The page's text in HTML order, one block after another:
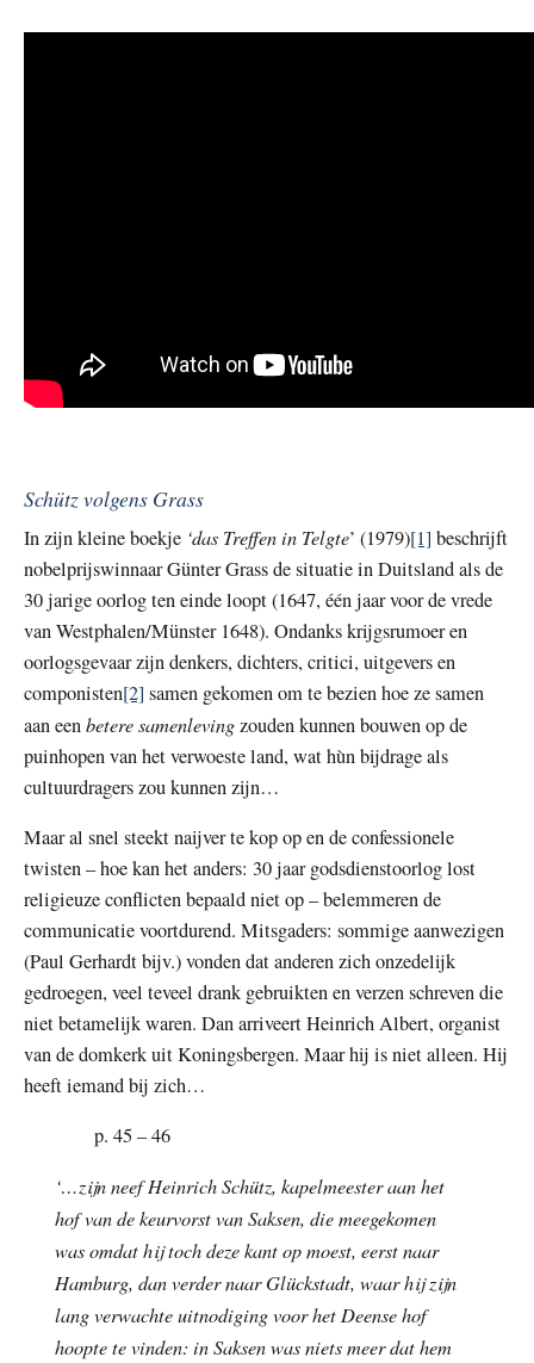
Schütz volgens Grass
In zijn kleine boekje ‘das Treffen in Telgte’ (1979)[1] beschrijft
nobelprijswinnaar Günter Grass de situatie in Duitsland als de
30 jarige oorlog ten einde loopt (1647, één jaar voor de vrede
van Westphalen/Münster 1648). Ondanks krijgsrumoer en
oorlogsgevaar zijn denkers, dichters, critici, uitgevers en
componisten[2] samen gekomen om te bezien hoe ze samen
aan eenbetere samenlevingzouden kunnen bouwen op de
puinhopen van het verwoeste land, wat hùn bijdrage als
cultuurdragers zou kunnen zijn…
Maar al snel steekt naijver te kop op en de confessionele
twisten – hoe kan het anders: 30 jaar godsdienstoorlog lost
religieuze conflicten bepaald niet op – belemmeren de
communicatie voortdurend. Mitsgaders: sommige aanwezigen
(Paul Gerhardt bijv.) vonden dat anderen zich onzedelijk
gedroegen, veel teveel drank gebruikten en verzen schreven die
niet betamelijk waren. Dan arriveert Heinrich Albert, organist
van de domkerk uit Koningsbergen. Maar hij is niet alleen. Hij
heeft iemand bij zich…
p. 45 – 46
‘…zijn neef Heinrich Schütz, kapelmeester aan het
hof van de keurvorst van Saksen, die meegekomen
was omdat hij toch deze kant op moest, eerst naar
Hamburg, dan verder naar Glückstadt, waar hij zijn
lang verwachte uitnodiging voor het Deense hof
hoopte te vinden: in Saksen was niets meer dat hem